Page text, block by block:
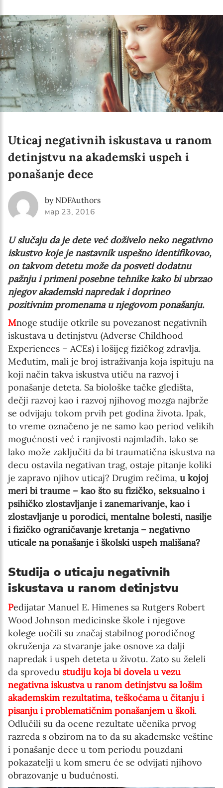
Uticaj negativnih iskustava u ranom
detinjstvu na akademski uspeh i
ponašanje dece
by NDFAuthors
мар 23, 2016
U slučaju da je dete već doživelo neko negativno
iskustvo koje je nastavnik uspešno identifikovao,
on takvom detetu može da posveti dodatnu
pažnju i primeni posebne tehnike kako bi ubrzao
njegov akademski napredak i doprineo
pozitivnim promenama u njegovom ponašanju.
Mnoge studije otkrile su povezanost negativnih
iskustava u detinjstvu (Adverse Childhood
Experiences – ACEs) i lošijeg fizičkog zdravlja.
Međutim, mali je broj istraživanja koja ispituju na
koji način takva iskustva utiču na razvoj i
ponašanje deteta. Sa biološke tačke gledišta,
dečji razvoj kao i razvoj njihovog mozga najbrže
se odvijaju tokom prvih pet godina života. Ipak,
to vreme označeno je ne samo kao period velikih
mogućnosti već i ranjivosti najmlađih. Iako se
lako može zaključiti da bi traumatična iskustva na
decu ostavila negativan trag, ostaje pitanje koliki
je zapravo njihov uticaj? Drugim rečima, u kojoj
meri bi traume – kao što su fizičko, seksualno i
psihičko zlostavljanje i zanemarivanje, kao i
zlostavljanje u porodici, mentalne bolesti, nasilje
i fizičko ograničavanje kretanja – negativno
uticale na ponašanje i školski uspeh mališana?
Studija o uticaju negativnih
iskustava u ranom detinjstvu
Pedijatar Manuel E. Himenes sa Rutgers Robert
Wood Johnson medicinske škole i njegove
kolege uočili su značaj stabilnog porodičnog
okruženja za stvaranje jake osnove za dalji
napredak i uspeh deteta u životu. Zato su želeli
da sprovedu studiju koja bi dovela u vezu
negativna iskustva u ranom detinjstvu sa lošim
akademskim rezultatima, teškoćama u čitanju i
pisanju i problematičnim ponašanjem u školi.
Odlučili su da ocene rezultate učenika prvog
razreda s obzirom na to da su akademske veštine
i ponašanje dece u tom periodu pouzdani
pokazatelji u kom smeru će se odvijati njihovo
obrazovanje u budućnosti.
Serbian
English
Interests
The Early Years Blog
Program updates
SUBSCRIBE
I agree with Privacy Policy